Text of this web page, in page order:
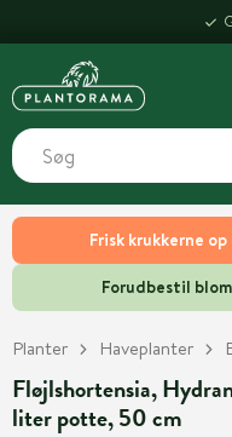
Frisk krukkerne
Forudbestil
Planter Haveplanter
Fløjlshortensia,
liter potte, 50 cm